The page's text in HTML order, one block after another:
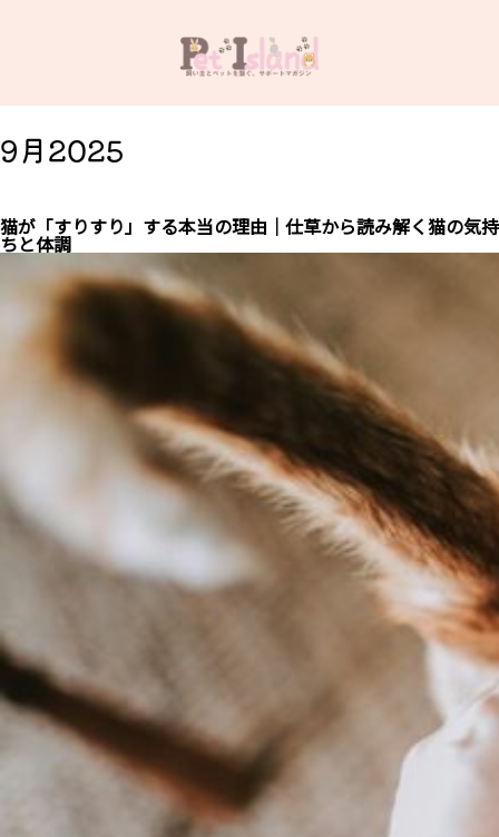
9月2025
猫が「すりすり」する本当の理由｜仕草から読み解く猫の気持
ちと体調